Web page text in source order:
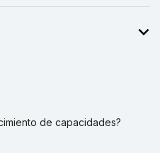
de capacidades?